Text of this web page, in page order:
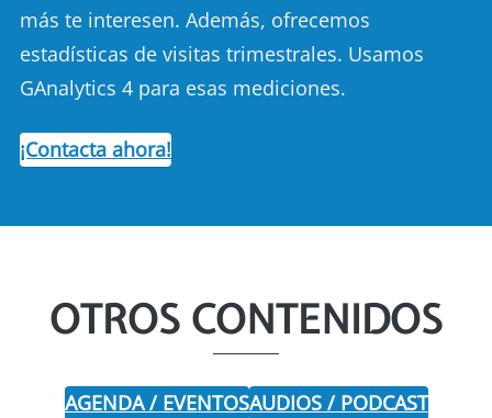
más te interesen. Además, ofrecemos
estadísticas de visitas trimestrales. Usamos
GAnalytics 4 para esas mediciones.
¡Contacta ahora!
OTROS CONTENIDOS
AGENDA / EVENTOSAUDIOS / PODCAST